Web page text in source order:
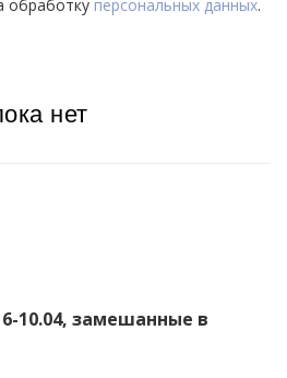
обработку персональных данных.
нет
10.04, замешанные в